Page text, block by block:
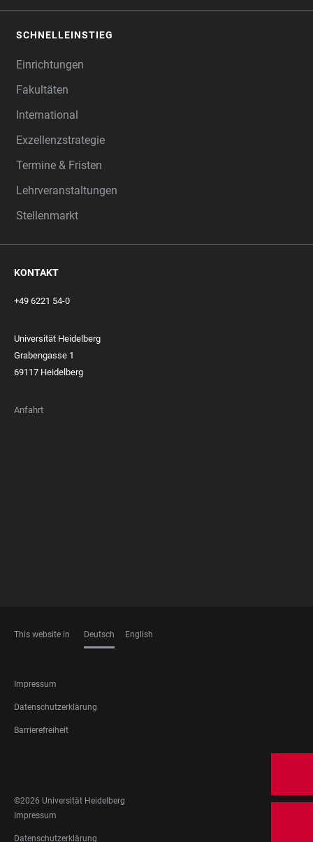
SCHNELLEINSTIEG
Einrichtungen
Fakultäten
International
Exzellenzstrategie
Termine & Fristen
Lehrveranstaltungen
Stellenmarkt
KONTAKT
+49 6221 54-0
Universität Heidelberg
Grabengasse 1
69117 Heidelberg
Anfahrt
This website in Deutsch English
FOOTER
LEGAL
Impressum
Datenschutzerklärung
Barrierefreiheit
MEDIA
©2026 Universität Heidelberg
FOOTER
LEGAL
Impressum
Datenschutzerklärung